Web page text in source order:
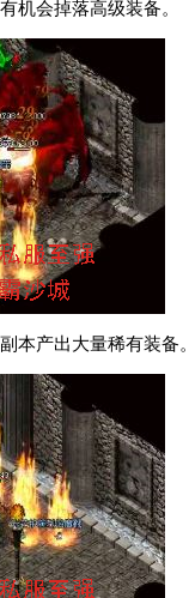
机会掉落高级装备。
本产出大量稀有装备。